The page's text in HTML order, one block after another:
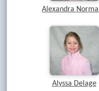
Alexandra
Alyssa Delage